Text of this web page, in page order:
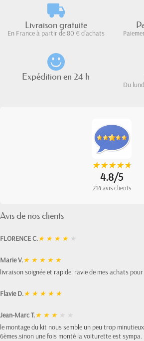
Livraison gratuite
En France à partir de 80 € d'achats
Expédition en 24 h
Du
★
★★
★★
★★
★★
★
4.8/5
214 avis clients
Avis de nos clients
FLORENCE C.★ ★ ★ ★ ★
Marie V.★ ★ ★ ★ ★
livraison soignée et rapide. ravie de mes achats
Flavie D.★ ★ ★ ★ ★
Jean-Marc T.★ ★ ★ ★ ★
le montage du kit nous semble un peu trop
6èmes.sinon une fois monté la voiturette est sympa.